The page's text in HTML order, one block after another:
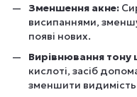
Зменшення акне:
висипаннями,
появі нових.
Вирівнювання тону
кислоті, засіб
зменшити